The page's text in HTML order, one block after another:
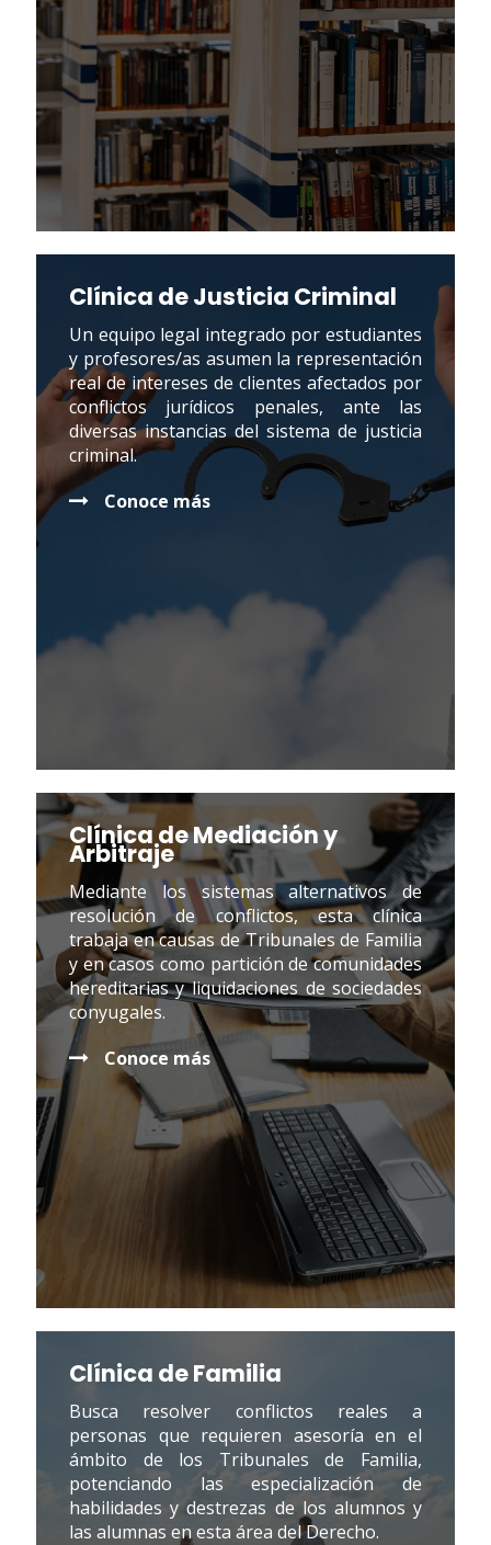
Clínica de Justicia Criminal
Un equipo legal integrado por estudiantes
y profesores/as asumen la representación
real de intereses de clientes afectados por
conflictos jurídicos penales, ante las
diversas instancias del sistema de justicia
criminal.
Conoce más
Clínica de Mediación y
Arbitraje
Mediante los sistemas alternativos de
resolución de conflictos, esta clínica
trabaja en causas de Tribunales de Familia
y en casos como partición de comunidades
hereditarias y liquidaciones de sociedades
conyugales.
Conoce más
Clínica de Familia
Busca resolver conflictos reales a
personas que requieren asesoría en el
ámbito de los Tribunales de Familia,
potenciando las especialización de
habilidades y destrezas de los alumnos y
las alumnas en esta área del Derecho.